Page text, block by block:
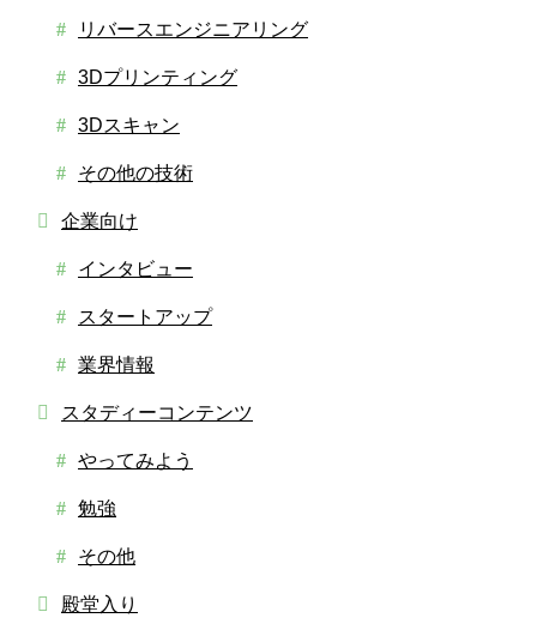
リバースエンジニアリング
3Dプリンティング
3Dスキャン
その他の技術
企業向け
インタビュー
スタートアップ
業界情報
スタディーコンテンツ
やってみよう
勉強
その他
殿堂入り